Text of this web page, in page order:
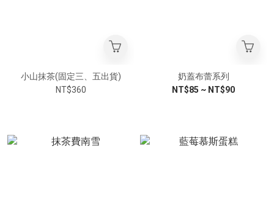
小山抹茶(固定三、五出貨)
NT$360
奶蓋布蕾系列
NT$85 ~ NT$90